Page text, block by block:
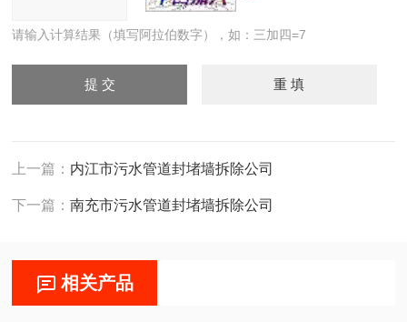
请输入计算结果（填写阿拉伯数字），如：三加四=7
上一篇： 内江市污水管道封堵墙拆除公司
下一篇：南充市污水管道封堵墙拆除公司
相关产品